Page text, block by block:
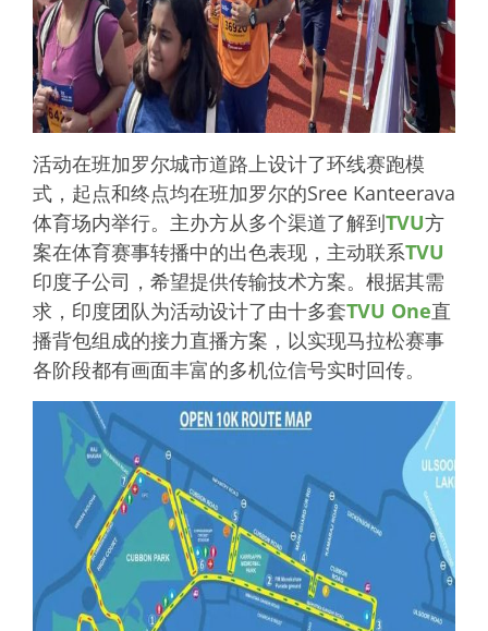
活动在班加罗尔城市道路上设计了环线赛跑模
式，起点和终点均在班加罗尔的Sree Kanteerava
体育场内举行。主办方从多个渠道了解到TVU方
案在体育赛事转播中的出色表现，主动联系TVU
印度子公司，希望提供传输技术方案。根据其需
求，印度团队为活动设计了由十多套TVU One直
播背包组成的接力直播方案，以实现马拉松赛事
各阶段都有画面丰富的多机位信号实时回传。